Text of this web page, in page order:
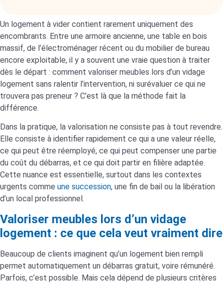
Un logement à vider contient rarement uniquement des
encombrants. Entre une armoire ancienne, une table en bois
massif, de l’électroménager récent ou du mobilier de bureau
encore exploitable, il y a souvent une vraie question à traiter
dès le départ : comment valoriser meubles lors d’un vidage
logement sans ralentir l’intervention, ni surévaluer ce qui ne
trouvera pas preneur ? C’est là que la méthode fait la
différence.
Dans la pratique, la valorisation ne consiste pas à tout revendre.
Elle consiste à identifier rapidement ce qui a une valeur réelle,
ce qui peut être réemployé, ce qui peut compenser une partie
du coût du débarras, et ce qui doit partir en filière adaptée.
Cette nuance est essentielle, surtout dans les contextes
urgents comme une succession, une fin de bail ou la libération
d’un local professionnel.
Valoriser meubles lors d’un vidage
logement : ce que cela veut vraiment dire
Beaucoup de clients imaginent qu’un logement bien rempli
permet automatiquement un débarras gratuit, voire rémunéré.
Parfois, c’est possible. Mais cela dépend de plusieurs critères